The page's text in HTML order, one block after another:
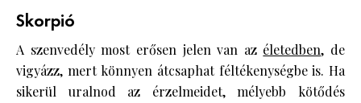
Skorpió
A szenvedély most erősen jelen van az életedben, de
vigyázz, mert könnyen átcsaphat féltékenységbe is. Ha
sikerül uralnod az érzelmeidet, mélyebb kötődés